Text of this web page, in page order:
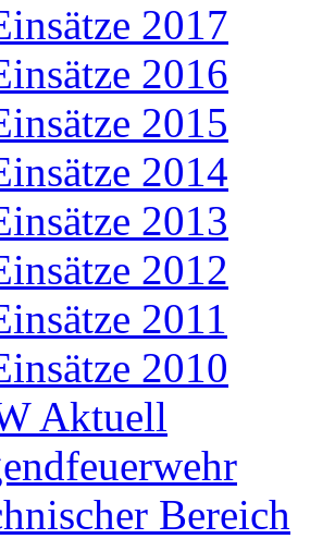
2017
2016
2015
2014
2013
2012
2011
2010
Aktuell
Bereich